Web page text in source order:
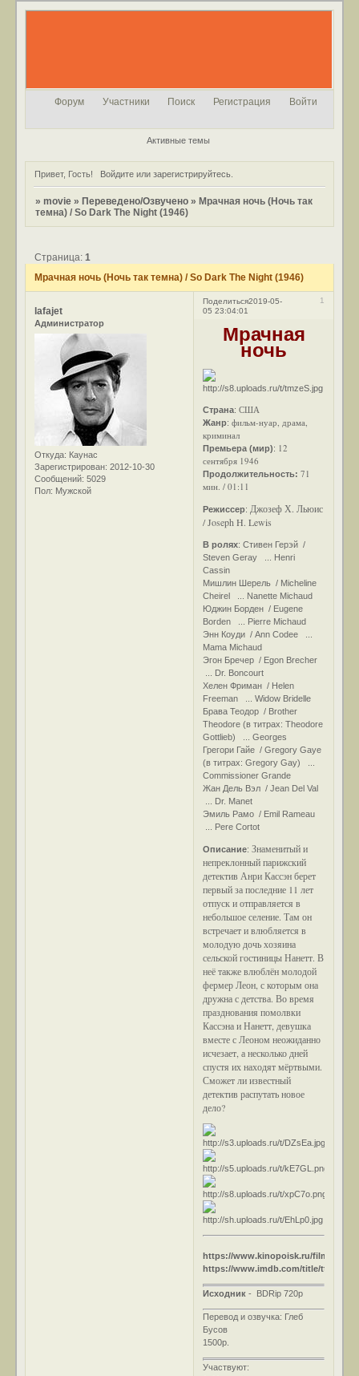
Форум Участники Поиск Регистрация Войти
Активные темы
Привет, Гость! Войдитеили зарегистрируйтесь.
»movie » Переведено/Озвучено » Мрачная ночь (Ночь так
темна) / So Dark The Night (1946)
Мрачная ночь (Ночь так темна) / So Dark The Night (1946)
Страница:1
Поделиться 1
2019-05-
05 23:04:01
lafajet
Администратор
Откуда: Каунас
Зарегистрирован: 2012-10-30
Сообщений: 5029
Пол: Мужской
Мрачная
ночь
Страна:США
Жанр:фильм-нуар, драма,
криминал
Премьера (мир): 12
сентября 1946
Продолжительность:71
мин. / 01:11
Режиссер: Джозеф Х. Льюис
/ Joseph H. Lewis
В ролях: Стивен Герэй /
Steven Geray ... Henri
Cassin
Мишлин Шерель / Micheline
Cheirel ... Nanette Michaud
Юджин Борден / Eugene
Borden ... Pierre Michaud
Энн Коуди / Ann Codee ...
Mama Michaud
Эгон Бречер / Egon Brecher
... Dr. Boncourt
Хелен Фриман / Helen
Freeman ... Widow Bridelle
Брава Теодор / Brother
Theodore (в титрах: Theodore
Gottlieb) ... Georges
Грегори Гайе / Gregory Gaye
(в титрах: Gregory Gay) ...
Commissioner Grande
Жан Дель Вэл / Jean Del Val
... Dr. Manet
Эмиль Рамо / Emil Rameau
... Pere Cortot
Описание:Знаменитый и
непреклонный парижский
детектив Анри Кассэн берет
первый за последние 11 лет
отпуск и отправляется в
небольшое селение. Там он
встречает и влюбляется в
молодую дочь хозяина
сельской гостиницы Нанетт. В
неё также влюблён молодой
фермер Леон, с которым она
дружна с детства. Во время
празднования помолвки
Кассэна и Нанетт, девушка
вместе с Леоном неожиданно
исчезает, а несколько дней
спустя их находят мёртвыми.
Сможет ли известный
детектив распутать новое
дело?
https://www.kinopoisk.ru/film/90730/
https://www.imdb.com/title/
Исходник - BDRip 720p
Перевод и озвучка: Глеб
Бусов
1500р.
Участвуют: